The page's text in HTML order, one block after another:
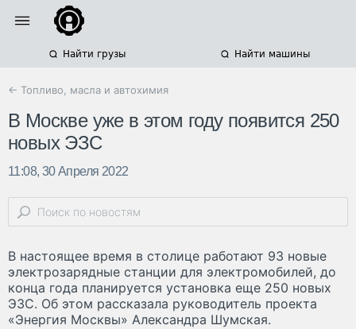
Найти грузы Найти машины
← Топливо, масла и автохимия
В Москве уже в этом году появится 250
новых ЭЗС
11:08, 30 Апреля 2022
В настоящее время в столице работают 93 новые
электрозарядные станции для электромобилей, до
конца года планируется установка еще 250 новых
ЭЗС. Об этом рассказала руководитель проекта
«Энергия Москвы» Александра Шумская.